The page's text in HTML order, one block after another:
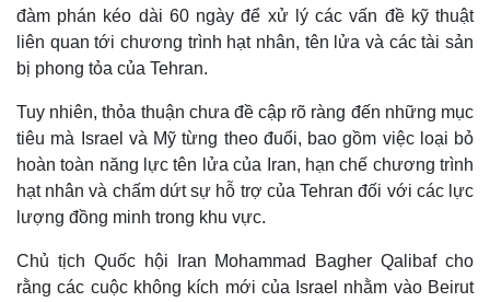
đàm phán kéo dài 60 ngày để xử lý các vấn đề kỹ thuật
liên quan tới chương trình hạt nhân, tên lửa và các tài sản
bị phong tỏa của Tehran.
Tuy nhiên, thỏa thuận chưa đề cập rõ ràng đến những mục
tiêu mà Israel và Mỹ từng theo đuổi, bao gồm việc loại bỏ
hoàn toàn năng lực tên lửa của Iran, hạn chế chương trình
hạt nhân và chấm dứt sự hỗ trợ của Tehran đối với các lực
lượng đồng minh trong khu vực.
Chủ tịch Quốc hội Iran Mohammad Bagher Qalibaf cho
rằng các cuộc không kích mới của Israel nhằm vào Beirut